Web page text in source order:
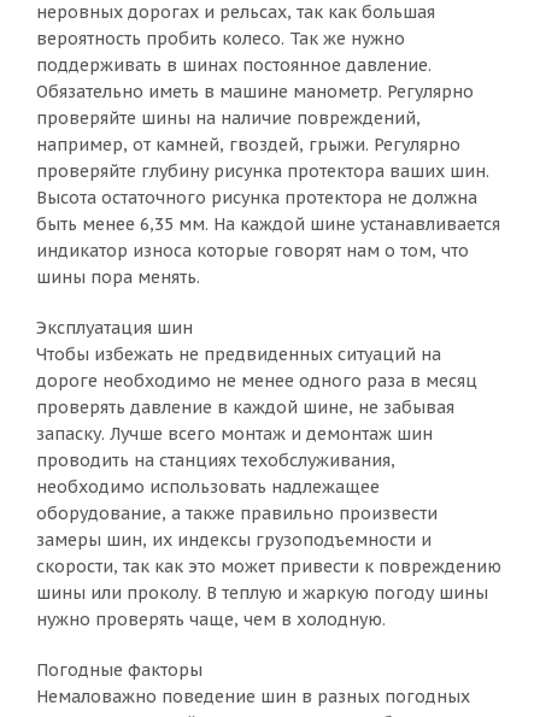
неровных дорогах и рельсах, так как большая
вероятность пробить колесо. Так же нужно
поддерживать в шинах постоянное давление.
Обязательно иметь в машине манометр. Регулярно
проверяйте шины на наличие повреждений,
например, от камней, гвоздей, грыжи. Регулярно
проверяйте глубину рисунка протектора ваших шин.
Высота остаточного рисунка протектора не должна
быть менее 6,35 мм. На каждой шине устанавливается
индикатор износа которые говорят нам о том, что
шины пора менять.
Эксплуатация шин
Чтобы избежать не предвиденных ситуаций на
дороге необходимо не менее одного раза в месяц
проверять давление в каждой шине, не забывая
запаску. Лучше всего монтаж и демонтаж шин
проводить на станциях техобслуживания,
необходимо использовать надлежащее
оборудование, а также правильно произвести
замеры шин, их индексы грузоподъемности и
скорости, так как это может привести к повреждению
шины или проколу. В теплую и жаркую погоду шины
нужно проверять чаще, чем в холодную.
Погодные факторы
Немаловажно поведение шин в разных погодных